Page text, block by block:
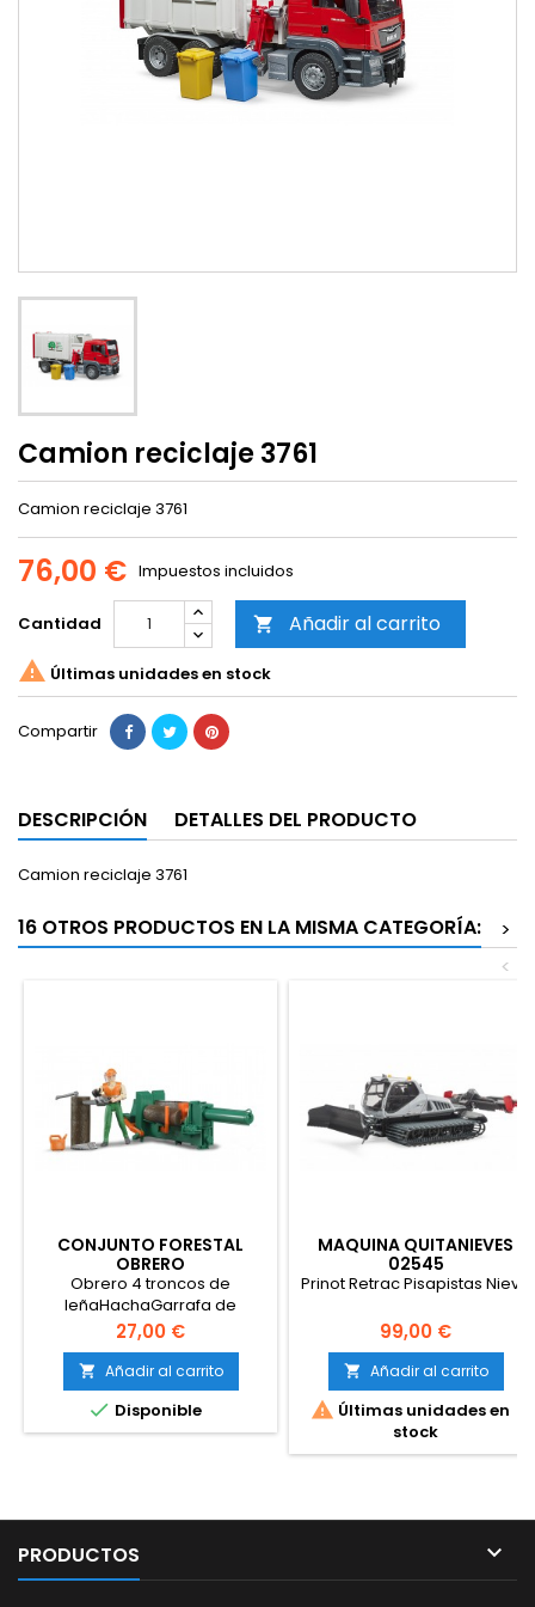
Camion reciclaje 3761
Camion reciclaje 3761
76,00 € Impuestos incluidos
Cantidad  Añadir al carrito
 Últimas unidades en stock
Compartir
DESCRIPCIÓN DETALLES DEL PRODUCTO
Camion reciclaje 3761
16 OTROS PRODUCTOS EN LA MISMA CATEGORÍA:
>
<
CONJUNTO FORESTAL
OBRERO
Obrero 4 troncos de
leñaHachaGarrafa de
gasolinaCasco con
pantallaSierra de
cadenaJuego completo con:
Tronzadora
PoschSierraChalecos de
emergencia
Precio
27,00 €
 Añadir al carrito
 Disponible
MAQUINA QUITANIEVES
02545
Prinot Retrac Pisapistas Nieve
Precio
99,00 €
 Añadir al carrito
 Últimas unidades en
stock
PRODUCTOS 